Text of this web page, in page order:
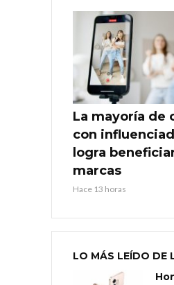
La mayoría de
con
logra
marcas
Hace 13 horas
LO MÁS LEÍDO DE